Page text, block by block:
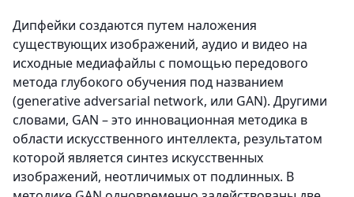
Дипфейки создаются путем наложения
существующих изображений, аудио и видео на
исходные медиафайлы с помощью передового
метода глубокого обучения под названием
(generative adversarial network, или GAN). Другими
словами, GAN – это инновационная методика в
области искусственного интеллекта, результатом
которой является синтез искусственных
изображений, неотличимых от подлинных. В